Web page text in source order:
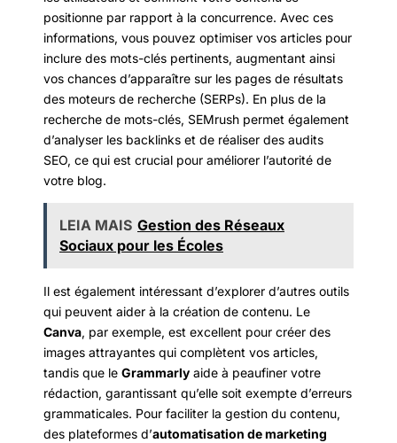
positionne par rapport à la concurrence. Avec ces
informations, vous pouvez optimiser vos articles pour
inclure des mots-clés pertinents, augmentant ainsi
vos chances d’apparaître sur les pages de résultats
des moteurs de recherche (SERPs). En plus de la
recherche de mots-clés, SEMrush permet également
d’analyser les backlinks et de réaliser des audits
SEO, ce qui est crucial pour améliorer l’autorité de
votre blog.
LEIA MAIS Gestion des Réseaux
Sociaux pour les Écoles
Il est également intéressant d’explorer d’autres outils
qui peuvent aider à la création de contenu. Le
Canva, par exemple, est excellent pour créer des
images attrayantes qui complètent vos articles,
tandis que le Grammarly aide à peaufiner votre
rédaction, garantissant qu’elle soit exempte d’erreurs
grammaticales. Pour faciliter la gestion du contenu,
des plateformes d’automatisation de marketing